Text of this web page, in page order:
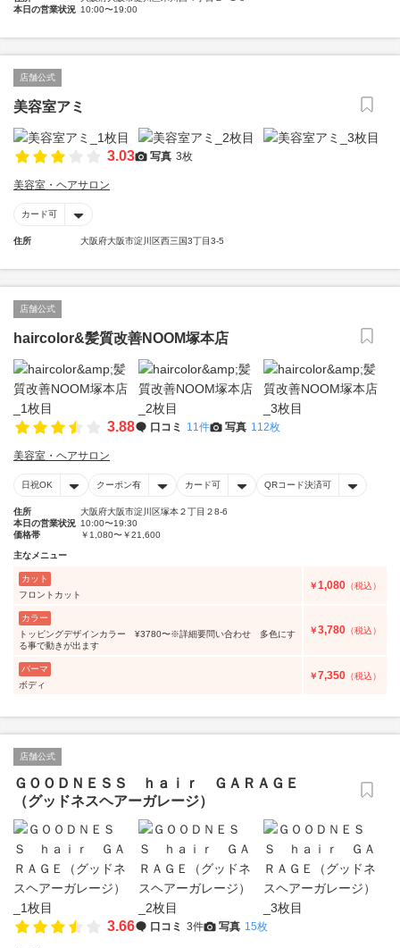
本日の営業状況 10:00〜19:00
店舗公式
美容室アミ
3.03 写真 3枚
美容室・ヘアサロン
カード可
住所 大阪府大阪市淀川区西三国3丁目3-5
店舗公式
haircolor&髪質改善NOOM塚本店
3.88 口コミ 11件 写真 112枚
美容室・ヘアサロン
日祝OK クーポン有 カード可 QRコード決済可
住所
大阪府大阪市淀川区塚本２丁目２8-6
本日の営業状況 10:00〜19:30
価格帯
￥1,080〜￥21,600
主なメニュー
カット
フロントカット
￥1,080 （税込）
カラー
トッピングデザインカラー ¥3780〜※詳細要問い合わせ 多色にす
る事で動きが出ます
￥3,780 （税込）
パーマ
ボディ
￥7,350 （税込）
店舗公式
ＧＯＯＤＮＥＳＳ ｈａｉｒ ＧＡＲＡＧＥ
（グッドネスヘアーガレージ）
3.66 口コミ 3件 写真 15枚